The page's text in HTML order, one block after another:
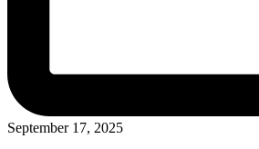
September 17, 2025